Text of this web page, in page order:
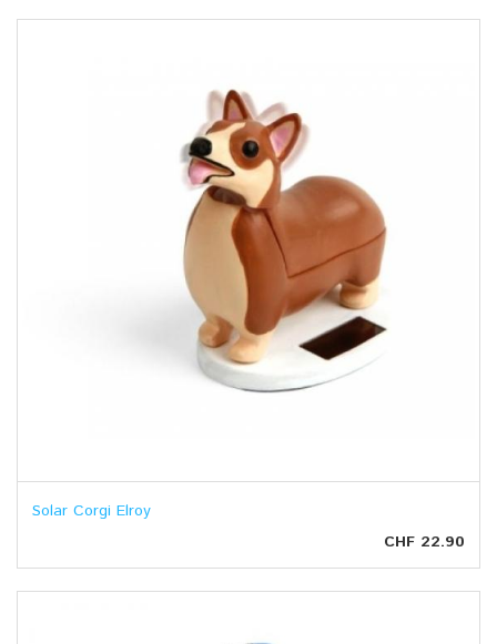
Solar Corgi Elroy
CHF 22.90